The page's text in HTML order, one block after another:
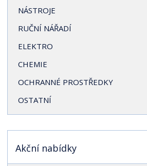
NÁSTROJE
RUČNÍ NÁŘADÍ
ELEKTRO
CHEMIE
OCHRANNÉ PROSTŘEDKY
OSTATNÍ
Akční nabídky